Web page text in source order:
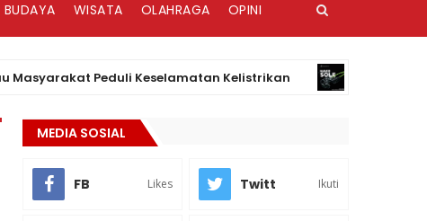
BUDAYA WISATA OLAHRAGA OPINI
Peduli Keselamatan Kelistrikan BISNIS
MEDIA SOSIAL
FB Likes Twitt Ikuti